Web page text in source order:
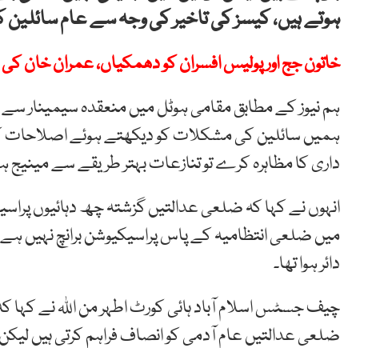
ہوتے ہیں، کیسز کی تاخیر کی وجہ سے عام سائلین
خاتون جج اور پولیس افسران کو دھمکیاں، عمران خان کی عبوری
ہم نیوز کے مطابق مقامی ہوٹل میں منعقدہ
ہمیں سائلین کی مشکلات کو دیکھتے ہوئے اصلاحات
داری کا مظاہرہ کرے تو تنازعات بہتر طریقے سے مینیج
انہوں نے کہا کہ ضلعی عدالتیں گزشتہ چھ دہائیوں
دائر ہوا تھا۔
چیف جسٹس اسلام آباد ہائی کورٹ اطہر من اللہ نے
ضلعی عدالتیں عام آدمی کو انصاف فراہم کرتی ہیں